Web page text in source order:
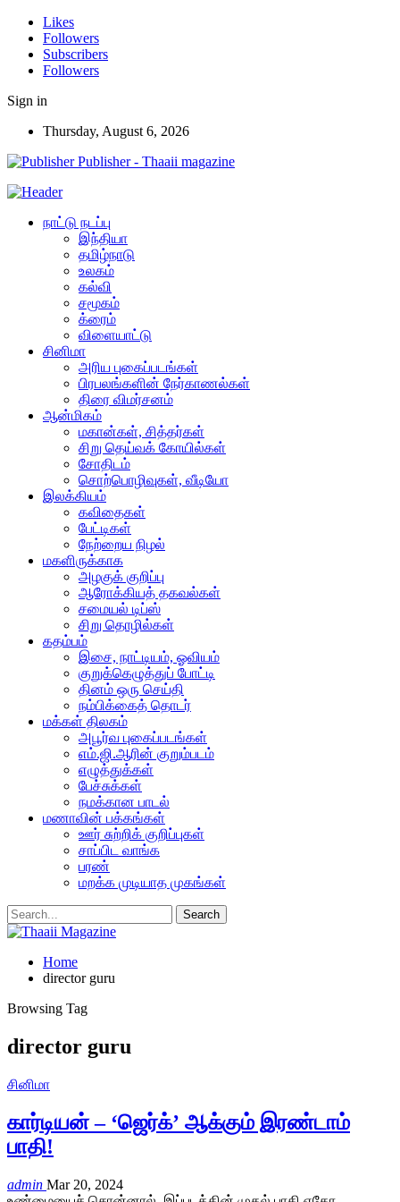
Likes
Followers
Subscribers
Followers
Sign in
Thursday, August 6, 2026
Publisher - Thaaii magazine
நாட்டு நடப்பு
இந்தியா
தமிழ்நாடு
உலகம்
கல்வி
சமூகம்
க்ரைம்
விளையாட்டு
சினிமா
அரிய புகைப்படங்கள்
பிரபலங்களின் நேர்காணல்கள்
திரை விமர்சனம்
ஆன்மிகம்
மகான்கள், சித்தர்கள்
சிறு தெய்வக் கோயில்கள்
சோதிடம்
சொற்பொழிவுகள், வீடியோ
இலக்கியம்
கவிதைகள்
பேட்டிகள்
நேற்றைய நிழல்
மகளிருக்காக
அழகுக் குறிப்பு
ஆரோக்கியத் தகவல்கள்
சமையல் டிப்ஸ்
சிறு தொழில்கள்
கதம்பம்
இசை, நாட்டியம், ஓவியம்
குறுக்கெழுத்துப் போட்டி
தினம் ஒரு செய்தி
நம்பிக்கைத் தொடர்
மக்கள் திலகம்
அபூர்வ புகைப்படங்கள்
எம்.ஜி.ஆரின் குறும்படம்
எழுத்துக்கள்
பேச்சுக்கள்
நமக்கான பாடல்
மணாவின் பக்கங்கள்
ஊர் சுற்றிக் குறிப்புகள்
சாப்பிட வாங்க
பரண்
மறக்க முடியாத முகங்கள்
Home
director guru
Browsing Tag
director guru
சினிமா
கார்டியன் – ‘ஜெர்க்’ ஆக்கும் இரண்டாம்
பாதி!
admin Mar 20, 2024